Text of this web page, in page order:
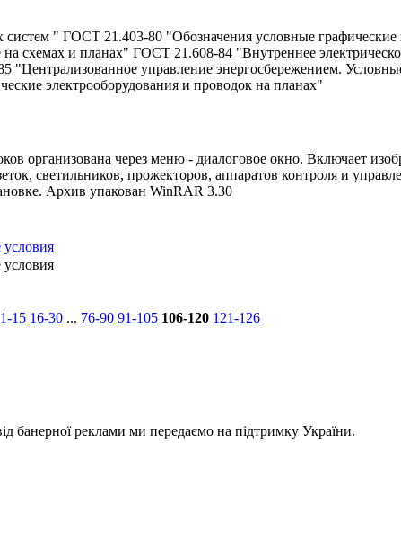
" ГОСТ 21.403-80 "Обозначения условные
схемах и планах" ГОСТ 21.608-84 "Внутреннее
управление энергосбережением.
электрооборудования и проводок на планах"
организована через меню - диалоговое окно. Включает
светильников, прожекторов, аппаратов контроля и
Архив упакован WinRAR 3.30
1-15 16-30 ... 76-90 91-105 106-120 121-126
банерної реклами ми передаємо на підтримку України.